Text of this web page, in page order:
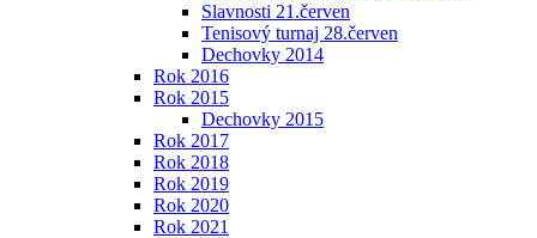
Slavnosti 21.červen
Tenisový turnaj 28.červen
Dechovky 2014
Rok 2016
Rok 2015
Dechovky 2015
Rok 2017
Rok 2018
Rok 2019
Rok 2020
Rok 2021